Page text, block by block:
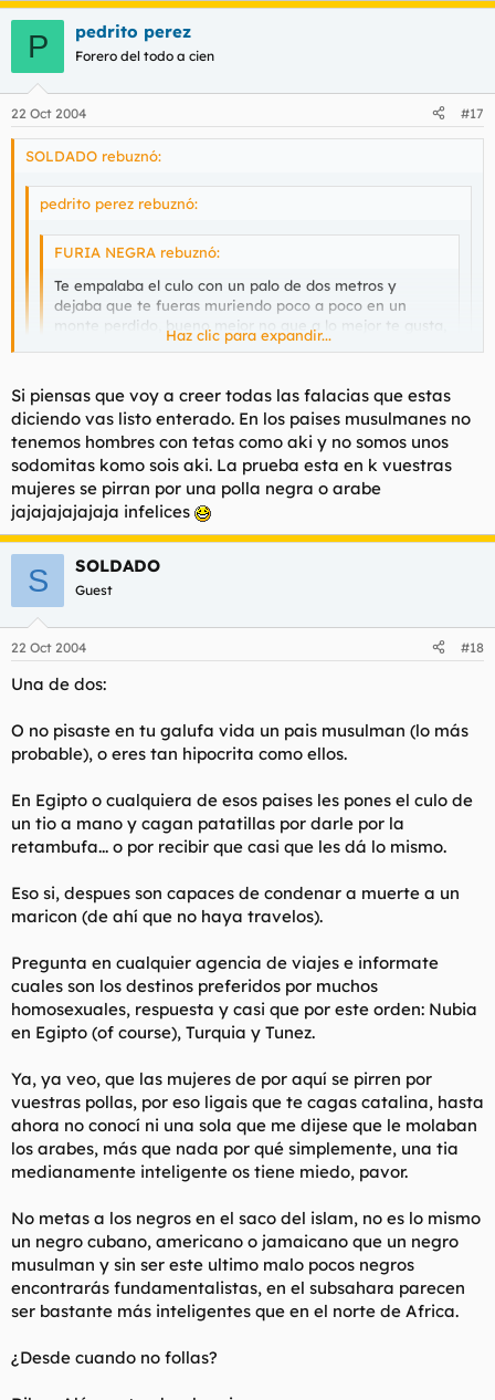
P pedrito perez
Forero del todo a cien
22 Oct 2004 #17
SOLDADO rebuznó:
pedrito perez rebuznó:
FURIA NEGRA rebuznó:
Te empalaba el culo con un palo de dos metros y
dejaba que te fueras muriendo poco a poco en un
monte perdido, bueno mejor no que a lo mejor te gusta,
te degollaba el cuello tipo como tus coleguitas en Irak
Mongolo, los infieles sois vosotros
Esas practicas de sodomita son tipicas de los Europeos y
no de las naciones del Islam.
Esto que dices una sandez como un castillo.
Entre los 22 y 25 años trabajé en Libia, Egipto, Tunez y Turkia
¿son naciones del Islam? ¿a que si? bueno, pues los morubes
no paraban de hacer proposiciones desonestas, joer, si en unas
excavaciones tuve que soltarle dos soplamocos a uno, que
aquello ya no eran insinuaciones. así que... viaja e ilustrate.
Date una vuelta por los cafes cairotas y mirales a los ojos...
verás como te sonrien entre calada y calada al narguile y no es
Hay más maricones por metro cuadrado en un pais arabe que
en el mismisimo barrio de Chueca.
Haz clic para expandir...
Si piensas que voy a creer todas las falacias que estas
diciendo vas listo enterado. En los paises musulmanes no
tenemos hombres con tetas como aki y no somos unos
sodomitas komo sois aki. La prueba esta en k vuestras
mujeres se pirran por una polla negra o arabe
jajajajajajaja infelices
S SOLDADO
Guest
22 Oct 2004 #18
Una de dos:
O no pisaste en tu galufa vida un pais musulman (lo más
probable), o eres tan hipocrita como ellos.
En Egipto o cualquiera de esos paises les pones el culo de
un tio a mano y cagan patatillas por darle por la
retambufa... o por recibir que casi que les dá lo mismo.
Eso si, despues son capaces de condenar a muerte a un
maricon (de ahí que no haya travelos).
Pregunta en cualquier agencia de viajes e informate
cuales son los destinos preferidos por muchos
homosexuales, respuesta y casi que por este orden: Nubia
en Egipto (of course), Turquia y Tunez.
Ya, ya veo, que las mujeres de por aquí se pirren por
vuestras pollas, por eso ligais que te cagas catalina, hasta
ahora no conocí ni una sola que me dijese que le molaban
los arabes, más que nada por qué simplemente, una tia
medianamente inteligente os tiene miedo, pavor.
No metas a los negros en el saco del islam, no es lo mismo
un negro cubano, americano o jamaicano que un negro
musulman y sin ser este ultimo malo pocos negros
encontrarás fundamentalistas, en el subsahara parecen
ser bastante más inteligentes que en el norte de Africa.
¿Desde cuando no follas?